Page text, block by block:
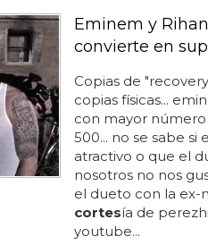
Eminem y
convierte en
Copias de
copias físicas...
con mayor número
500... no se sabe
atractivo o que el
nosotros no nos
el dueto con la ex-
cortesía de
youtube...